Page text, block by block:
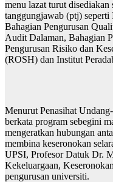
menu lazat turut disediakan
tanggungjawab (ptj)
Bahagian Pengurusan
Audit Dalaman, Bahagian
Pengurusan Risiko dan
(ROSH) dan Institut
Menurut Penasihat
berkata program sebegini
mengeratkan hubungan
membina keseronokan
UPSI, Profesor Datuk Dr.
Kekeluargaan,
pengurusan universiti.